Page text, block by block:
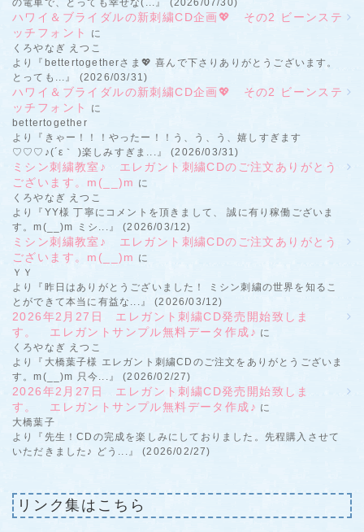
の電車で、とっても幸せな(...』 (2026/07/30)
ハワイ＆ブライダルの新刺繍CD企画💖 その2 ビーンステ
ッチフォント
に
くろやなぎ えつこ
より『bettertogetherさま💖 喜んで下さりありがとうございます。
とっても...』 (2026/03/31)
ハワイ＆ブライダルの新刺繍CD企画💖 その2 ビーンステ
ッチフォント
に
bettertogether
より『きゃー！！！やったー！！う、う、う、嬉しすぎます
♡♡♡♪(´ε｀ )楽しみすぎま...』 (2026/03/31)
ミシン刺繍教室♪ エレガント刺繍CDのご注文ありがとう
ございます。m(__)m に
くろやなぎ えつこ
より『YY様 丁寧にコメントを頂きまして、 誠に有り稼働ございま
す。m(__)m ミシ...』 (2026/03/12)
ミシン刺繍教室♪ エレガント刺繍CDのご注文ありがとう
ございます。m(__)m に
ＹＹ
より『昨日はありがとうございました！ ミシン刺繍の世界を知るこ
とができて本当に有益な...』 (2026/03/12)
2026年2月27日 エレガント刺繍CD発売開始致しま
す。 エレガントサンプル無料データ作成♪ に
くろやなぎ えつこ
より『大橋葉子様 エレガント刺繍CDのご注文をありがとうございま
す。m(__)m 只今...』 (2026/02/27)
2026年2月27日 エレガント刺繍CD発売開始致しま
す。 エレガントサンプル無料データ作成♪ に
大橋葉子
より『先生！CDの完成を楽しみにしておりました。先程購入させて
いただきました♪ どう...』 (2026/02/27)
リンク集はこちら